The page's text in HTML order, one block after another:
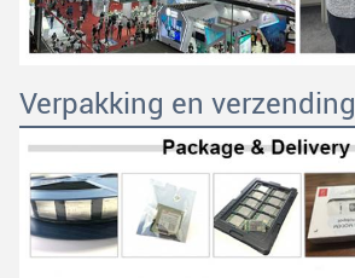
Verpakking en verzending